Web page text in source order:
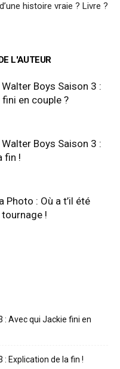
d’une histoire vraie ? Livre ?
L'AUTEUR
Boys Saison 3 :
en couple ?
Boys Saison 3 :
fin !
Photo : Où a t’il été
!
: Avec qui Jackie fini en
: Explication de la fin !